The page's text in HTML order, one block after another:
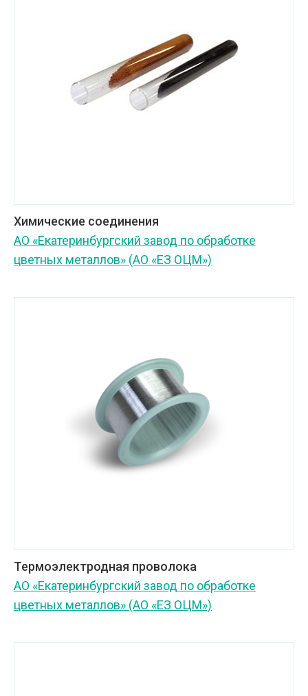
Химические соединения
АО «Екатеринбургский завод по обработке
цветных металлов» (АО «ЕЗ ОЦМ»)
Термоэлектродная проволока
АО «Екатеринбургский завод по обработке
цветных металлов» (АО «ЕЗ ОЦМ»)